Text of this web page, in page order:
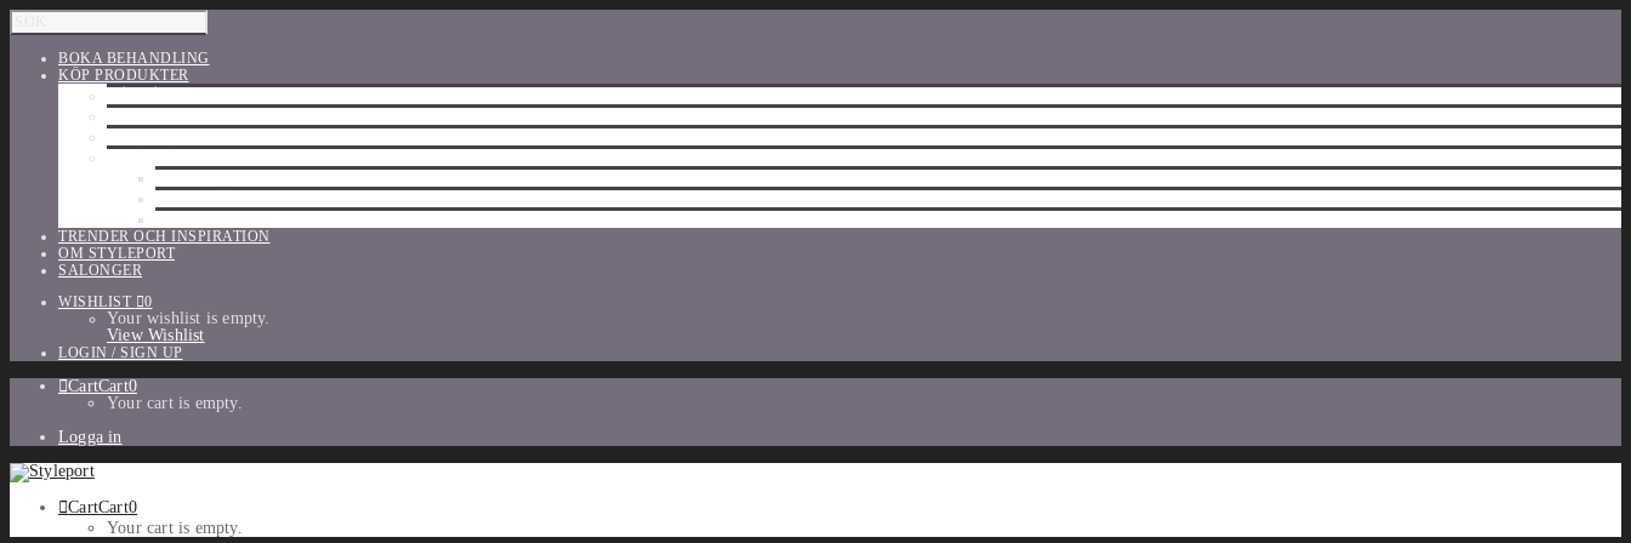
BOKA BEHANDLING
KÖP PRODUKTER
TRENDER OCH INSPIRATION
OM STYLEPORT
SALONGER
WISHLIST
0
Your wishlist is empty.
View Wishlist
LOGIN / SIGN UP
CartCart0
Your cart is empty.
Logga in
CartCart0
Your cart is empty.